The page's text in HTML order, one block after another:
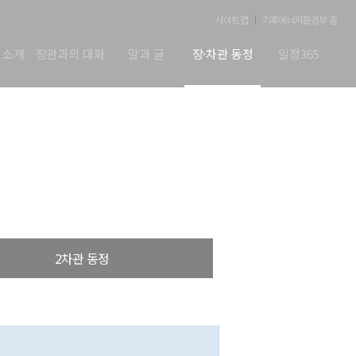
사이트맵 기후에너지환경부 홈
개 장관과의 대화 말과 글 장·차관 동정 일정365
2차관 동정